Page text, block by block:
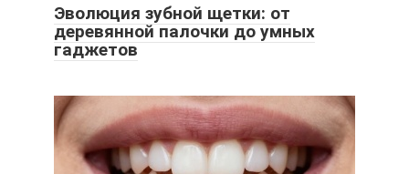
Эволюция зубной щетки: от
деревянной палочки до умных
гаджетов